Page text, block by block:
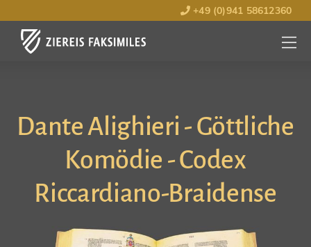
+49 (0)941 58612360
MENÜ
Dante Alighieri - Göttliche
Komödie - Codex
Riccardiano-Braidense